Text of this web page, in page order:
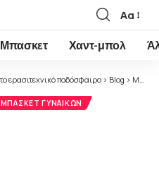
Font
Resizer
Αα
Μπασκετ Χαντ-μπολ
ερασιτεχνικό ποδόσφαιρο > Blog > Μπάσκετ
ΜΠΆΣΚΕΤ ΓΥΝΑΙΚΏΝ